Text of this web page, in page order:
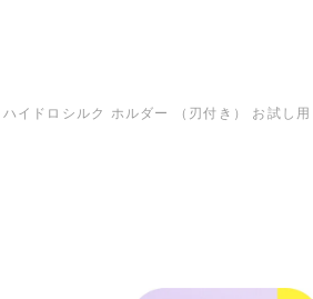
ハイドロシルク ホルダー （刃付き） お試し用